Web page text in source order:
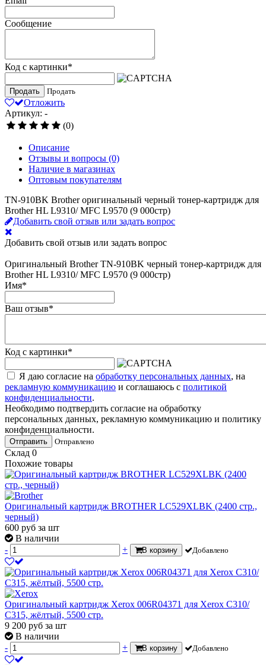
Сообщение
Код с картинки*
Продать Продать
Отложить
Артикул: -
(0)
Описание
Отзывы и вопросы (0)
Наличие в магазинах
Оптовым покупателям
TN-910BK Brother оригинальный черный тонер-картридж для
Brother HL L9310/ MFC L9570 (9 000стр)
Добавить свой отзыв или задать вопрос
Добавить свой отзыв или задать вопрос
Оригинальный Brother TN-910BK черный тонер-картридж для
Brother HL L9310/ MFC L9570 (9 000стр)
Имя*
Ваш отзыв*
Код с картинки*
Я даю согласие на обработку персональных данных, на
рекламную коммуникацию и соглашаюсь с политикой
конфиденциальности.
Необходимо подтвердить согласие на обработку
персональных данных, рекламную коммуникацию и политику
конфиденциальности.
Отправить Отправлено
Склад 0
Похожие товары
Оригинальный картридж BROTHER LC529XLBK (2400 стр.,
черный)
600 руб за шт
В наличии
-
+ В корзину Добавлено
Оригинальный картридж Xerox 006R04371 для Xerox C310/
C315, жёлтый, 5500 стр.
9 200 руб за шт
В наличии
-
+ В корзину Добавлено